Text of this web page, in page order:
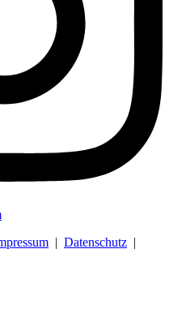
| Datenschutz |